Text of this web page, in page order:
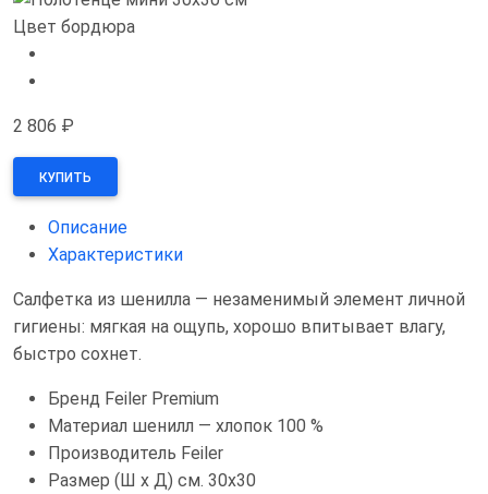
Цвет бордюра
2 806 ₽
КУПИТЬ
Описание
Характеристики
Салфетка из шенилла — незаменимый элемент личной
гигиены: мягкая на ощупь, хорошо впитывает влагу,
быстро сохнет.
Бренд Feiler Premium
Материал шенилл — хлопок 100 %
Производитель Feiler
Размер (Ш х Д) см. 30x30